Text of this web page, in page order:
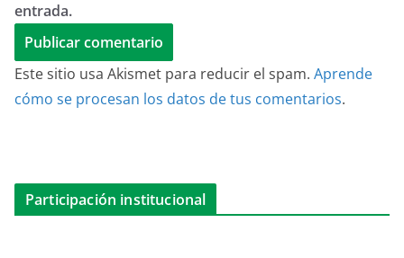
entrada.
Este sitio usa Akismet para reducir el spam. Aprende
cómo se procesan los datos de tus comentarios.
Participación institucional